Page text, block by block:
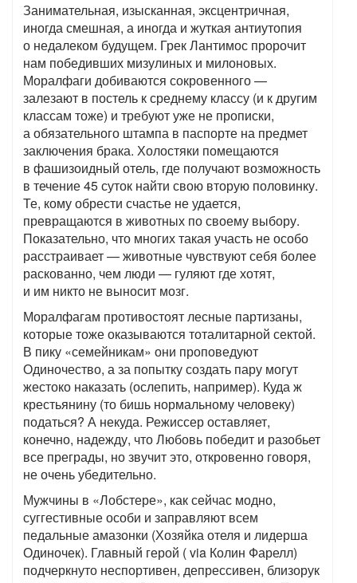
Занимательная, изысканная, эксцентричная,
иногда смешная, а иногда и жуткая антиутопия
о недалеком будущем. Грек Лантимос пророчит
нам победивших мизулиных и милоновых.
Моралфаги добиваются сокровенного —
залезают в постель к среднему классу (и к другим
классам тоже) и требуют уже не прописки,
а обязательного штампа в паспорте на предмет
заключения брака. Холостяки помещаются
в фашизоидный отель, где получают возможность
в течение 45 суток найти свою вторую половинку.
Те, кому обрести счастье не удается,
превращаются в животных по своему выбору.
Показательно, что многих такая участь не особо
расстраивает — животные чувствуют себя более
раскованно, чем люди — гуляют где хотят,
и им никто не выносит мозг.
Моралфагам противостоят лесные партизаны,
которые тоже оказываются тоталитарной сектой.
В пику «семейникам» они проповедуют
Одиночество, а за попытку создать пару могут
жестоко наказать (ослепить, например). Куда ж
крестьянину (то бишь нормальному человеку)
податься? А некуда. Режиссер оставляет,
конечно, надежду, что Любовь победит и разобьет
все преграды, но звучит это, откровенно говоря,
не очень убедительно.
Мужчины в «Лобстере», как сейчас модно,
суггестивные особи и заправляют всем
педальные амазонки (Хозяйка отеля и лидерша
Одиночек). Главный герой ( via Колин Фарелл)
подчеркнуто неспортивен, депрессивен, близорук